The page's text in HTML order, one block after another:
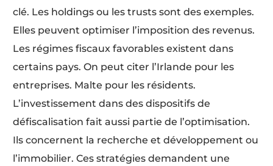
clé. Les holdings ou les trusts sont des exemples.
Elles peuvent optimiser l’imposition des revenus.
Les régimes fiscaux favorables existent dans
certains pays. On peut citer l’Irlande pour les
entreprises. Malte pour les résidents.
L’investissement dans des dispositifs de
défiscalisation fait aussi partie de l’optimisation.
Ils concernent la recherche et développement ou
l’immobilier. Ces stratégies demandent une